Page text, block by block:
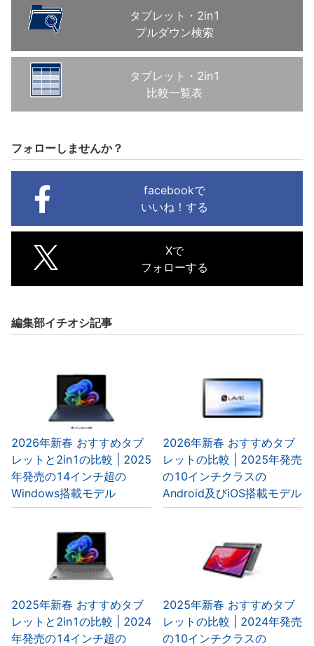
タブレット・2in1
プルダウン検索
タブレット・2in1
比較一覧表
フォローしませんか？
facebookで
いいね！する
Xで
フォローする
編集部イチオシ記事
2026年新春 おすすめタブ
レットと2in1の比較 | 2025
年発売の14インチ超の
Windows搭載モデル
2026年新春 おすすめタブ
レットの比較 | 2025年発売
の10インチクラスの
Android及びiOS搭載モデル
2025年新春 おすすめタブ
レットと2in1の比較 | 2024
年発売の14インチ超の
2025年新春 おすすめタブ
レットの比較 | 2024年発売
の10インチクラスの